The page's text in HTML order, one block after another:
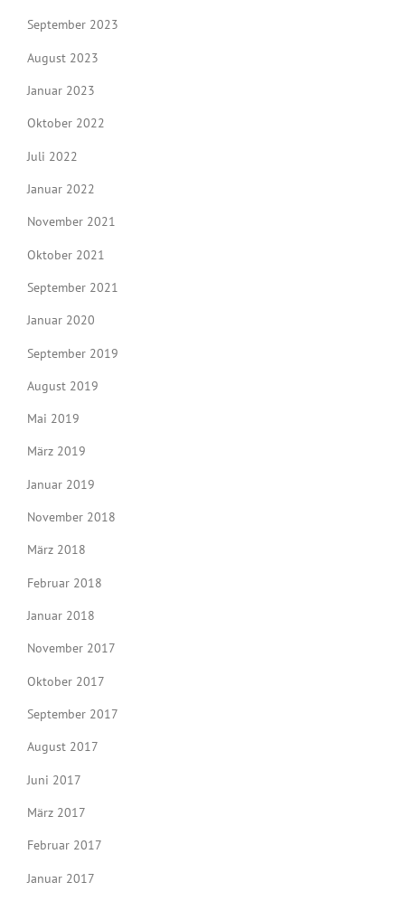
September 2023
August 2023
Januar 2023
Oktober 2022
Juli 2022
Januar 2022
November 2021
Oktober 2021
September 2021
Januar 2020
September 2019
August 2019
Mai 2019
März 2019
Januar 2019
November 2018
März 2018
Februar 2018
Januar 2018
November 2017
Oktober 2017
September 2017
August 2017
Juni 2017
März 2017
Februar 2017
Januar 2017